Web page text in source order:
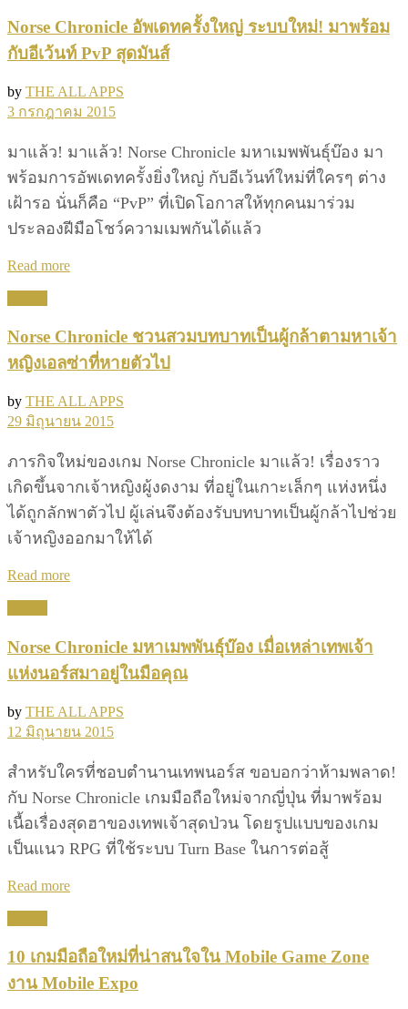
Norse Chronicle อัพเดทครั้งใหญ่ ระบบใหม่! มาพร้อม
กับอีเว้นท์ PvP สุดมันส์
by THE ALL APPS
3 กรกฎาคม 2015
มาแล้ว! มาแล้ว! Norse Chronicle มหาเมพพันธุ์บ๊อง มา
พร้อมการอัพเดทครั้งยิ่งใหญ่ กับอีเว้นท์ใหม่ที่ใครๆ ต่าง
เฝ้ารอ นั่นก็คือ “PvP” ที่เปิดโอกาสให้ทุกคนมาร่วม
ประลองฝีมือโชว์ความเมพกันได้แล้ว
Read moreDetails
Norse Chronicle ชวนสวมบทบาทเป็นผู้กล้าตามหาเจ้า
หญิงเอลซ่าที่หายตัวไป
by THE ALL APPS
29 มิถุนายน 2015
ภารกิจใหม่ของเกม Norse Chronicle มาแล้ว! เรื่องราว
เกิดขึ้นจากเจ้าหญิงผู้งดงาม ที่อยู่ในเกาะเล็กๆ แห่งหนึ่ง
ได้ถูกลักพาตัวไป ผู้เล่นจึงต้องรับบทบาทเป็นผู้กล้าไปช่วย
เจ้าหญิงออกมาให้ได้
Read moreDetails
Norse Chronicle มหาเมพพันธุ์บ๊อง เมื่อเหล่าเทพเจ้า
แห่งนอร์สมาอยู่ในมือคุณ
by THE ALL APPS
12 มิถุนายน 2015
สำหรับใครที่ชอบตำนานเทพนอร์ส ขอบอกว่าห้ามพลาด!
กับ Norse Chronicle เกมมือถือใหม่จากญี่ปุ่น ที่มาพร้อม
เนื้อเรื่องสุดฮาของเทพเจ้าสุดป่วน โดยรูปแบบของเกม
เป็นแนว RPG ที่ใช้ระบบ Turn Base ในการต่อสู้
Read moreDetails
10 เกมมือถือใหม่ที่น่าสนใจใน Mobile Game Zone
งาน Mobile Expo